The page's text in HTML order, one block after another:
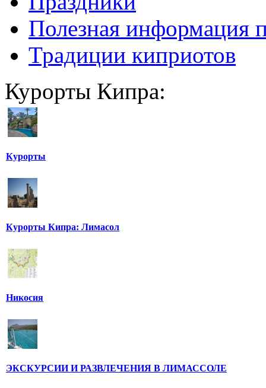
Полезная информация
Традиции киприотов
Курорты Кипра:
Курорты
Курорты Кипра: Лимасол
Никосия
ЭКСКУРСИИ И РАЗВЛЕЧЕНИЯ В ЛИМАССОЛЕ